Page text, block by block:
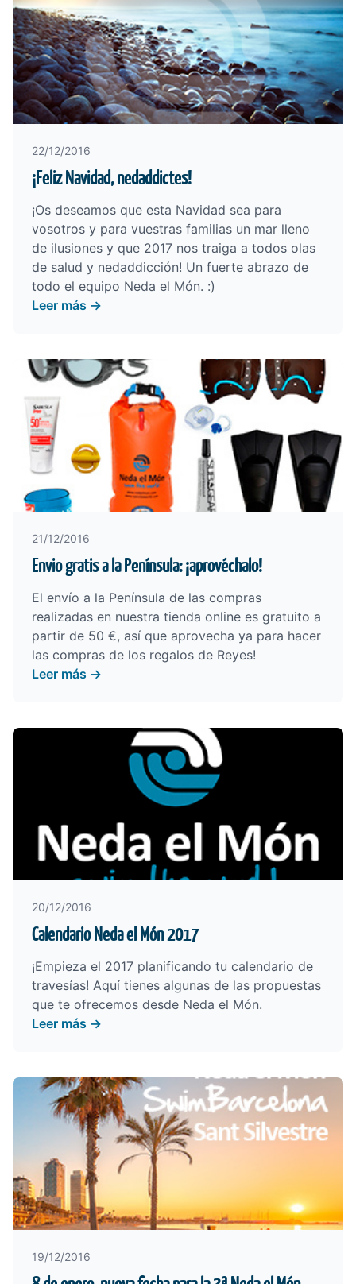
22/12/2016
¡Feliz Navidad, nedaddictes!
¡Os deseamos que esta Navidad sea para
vosotros y para vuestras familias un mar lleno
de ilusiones y que 2017 nos traiga a todos olas
de salud y nedaddicción! Un fuerte abrazo de
todo el equipo Neda el Món. :)
Leer más →
21/12/2016
Envio gratis a la Península: ¡aprovéchalo!
El envío a la Península de las compras
realizadas en nuestra tienda online es gratuito a
partir de 50 €, así que aprovecha ya para hacer
las compras de los regalos de Reyes!
Leer más →
20/12/2016
Calendario Neda el Món 2017
¡Empieza el 2017 planificando tu calendario de
travesías! Aquí tienes algunas de las propuestas
que te ofrecemos desde Neda el Món.
Leer más →
19/12/2016